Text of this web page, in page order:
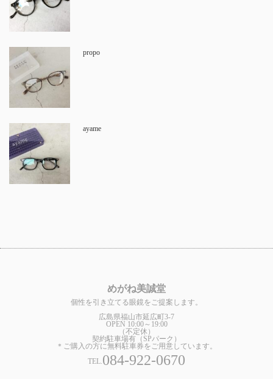
propo
ayame
めがね美誠堂
個性を引き立てる眼鏡をご提案します。
広島県福山市延広町3-7
OPEN 10:00～19:00
（不定休）
契約駐車場有（SPパーク）
＊ご購入の方に無料駐車券をご用意しています。
TEL.084-922-0670